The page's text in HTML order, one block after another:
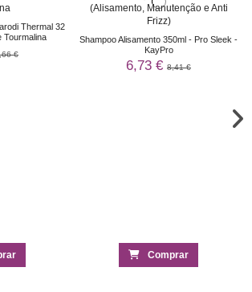
Thermal 32
Tourmalina
€
Shampoo Alisamento 350ml - Pro Sleek -
KayPro
6,73 € 8,41 €
Comprar